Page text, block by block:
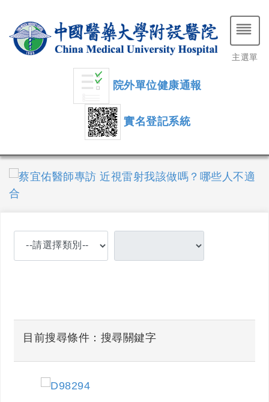
院外單位健康通報
實名登記系統
主選單
目前搜尋條件：搜尋關鍵字